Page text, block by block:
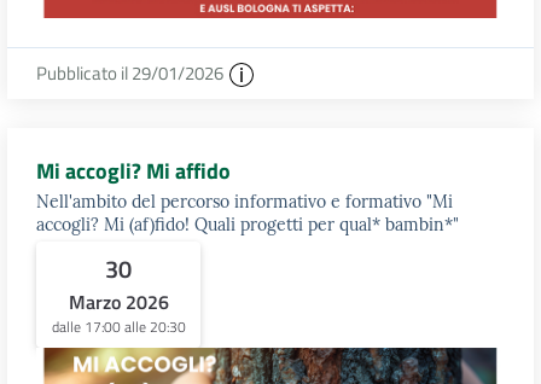
Pubblicato il 29/01/2026
Mi accogli? Mi affido
Nell'ambito del percorso informativo e formativo "Mi
accogli? Mi (af)fido! Quali progetti per qual* bambin*"
30
Marzo 2026
dalle 17:00 alle 20:30